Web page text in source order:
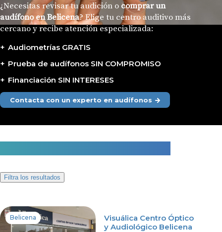
¿Necesitas revisar tu audición o comprar un
audífono en Belicena? Elige tu centro auditivo más
cercano y recibe atención especializada:
Audiometrías GRATIS
Prueba de audífonos SIN COMPROMISO
Financiación SIN INTERESES
Contacta con un experto en audífonos
1 centro auditivo en Belicena
Filtra los resultados
Belicena
Visuálica Centro Óptico
y Audiológico Belicena